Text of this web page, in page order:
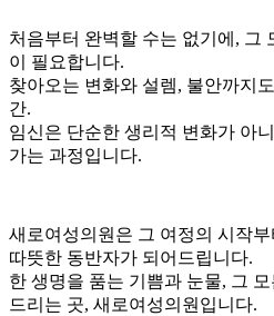
처음부터 완벽할 수는 없기에, 그
이 필요합니다.
찾아오는 변화와 설렘, 불안까지
간.
임신은 단순한 생리적 변화가 아
가는 과정입니다.
새로여성의원은 그 여정의 시작
따뜻한 동반자가 되어드립니다.
한 생명을 품는 기쁨과 눈물, 그
드리는 곳, 새로여성의원입니다.